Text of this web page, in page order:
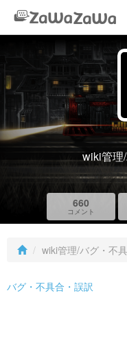
wiki管理
660
コメント
wiki管理/バグ・不
バグ・不具合・誤訳